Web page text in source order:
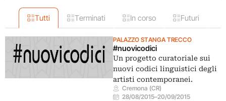
Tutti Terminati In corso Futuri
PALAZZO STANGA TRECCO
#nuovicodici
Un progetto curatoriale sui
nuovi codici linguistici degli
artisti contemporanei.
Cremona (CR)
28/08/2015–20/09/2015